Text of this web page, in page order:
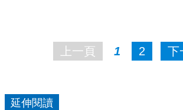
上一頁 1 2 下
延伸閱讀